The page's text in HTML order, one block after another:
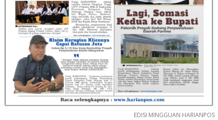
EDISI MINGGUAN HARIANPOS